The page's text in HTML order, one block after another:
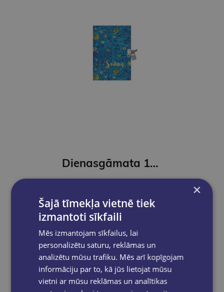
Dienasgāmata 14*20 ar slēdzeni, 80 lpp
€5.95
Add to cart
×
Šajā tīmekļa vietnē tiek
izmantoti sīkfaili
Mēs izmantojam sīkfailus, lai
personalizētu saturu, reklāmas un
analizētu mūsu trafiku. Mēs arī kopīgojam
informāciju par to, kā jūs lietojat mūsu
vietni ar mūsu reklāmas un analītikas